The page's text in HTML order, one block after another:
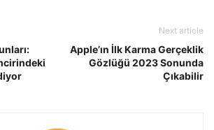
Next article
Apple’ın İlk Karma Gerçeklik
Gözlüğü 2023 Sonunda
Çıkabilir